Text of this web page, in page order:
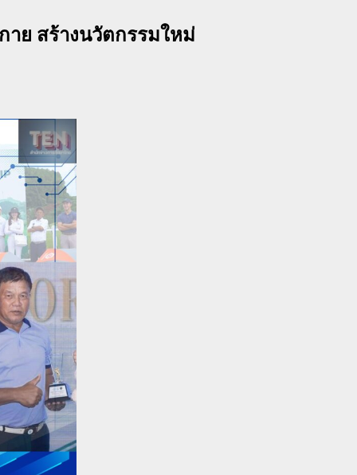
ย สร้างนวัตกรรมใหม่